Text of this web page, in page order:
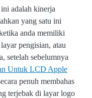
adalah kinerja
yang satu ini
anda memiliki
pengisian, atau
setelah sebelumnya
Untuk LCD Apple
penuh membahas
terjebak di layar logo